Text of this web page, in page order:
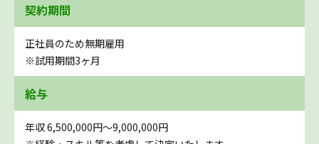
契約期間
正社員のため無期雇用
※試用期間3ヶ月
給与
年収 6,500,000円〜9,000,000円